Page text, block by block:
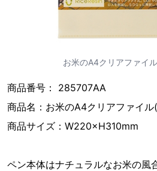
お米のA4クリアファイ
商品番号： 285707AA
商品名：お米のA4クリアファイル
商品サイズ：W220×H310mm
ペン本体はナチュラルなお米の風